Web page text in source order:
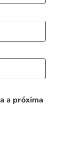
a próxima